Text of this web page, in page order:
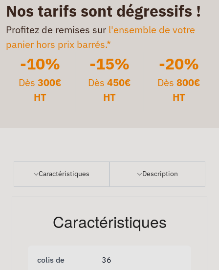
Nos tarifs sont dégressifs !
Profitez de remises sur l'ensemble de votre
panier hors prix barrés.*
-10%
Dès300€
HT
-15%
Dès 450€
HT
-20%
Dès 800€
HT
Caractéristiques Description
Caractéristiques
colis de 36